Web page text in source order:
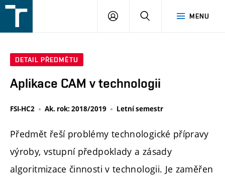
v
MENU
PŘIHLÁŠENÍ
DETAIL PŘEDMĚTU
Aplikace CAM v technologii
FSI-HC2 Ak. rok: 2018/2019 Letní semestr
Předmět řeší problémy technologické přípravy
výroby, vstupní předpoklady a zásady
algoritmizace činnosti v technologii. Je zaměřen